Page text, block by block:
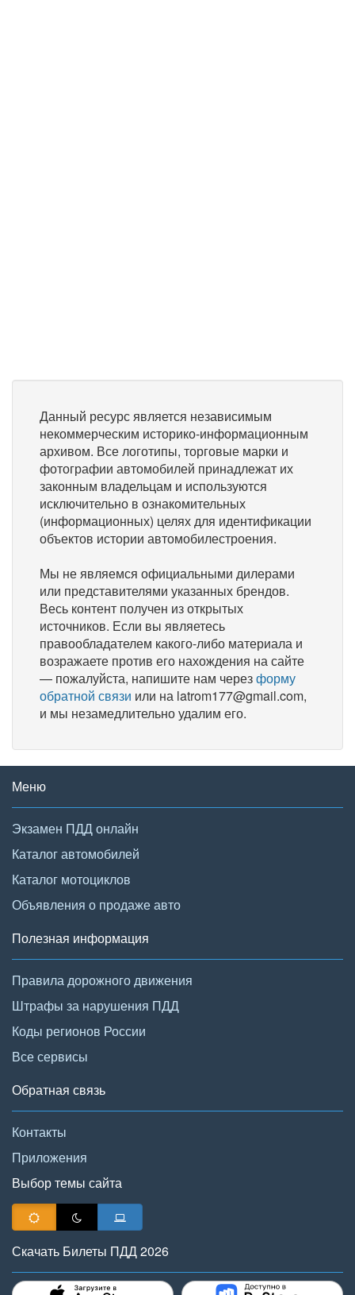
Данный ресурс является независимым
некоммерческим историко-информационным
архивом. Все логотипы, торговые марки и
фотографии автомобилей принадлежат их
законным владельцам и используются
исключительно в ознакомительных
(информационных) целях для идентификации
объектов истории автомобилестроения.
Мы не являемся официальными дилерами
или представителями указанных брендов.
Весь контент получен из открытых
источников. Если вы являетесь
правообладателем какого-либо материала и
возражаете против его нахождения на сайте
— пожалуйста, напишите нам черезформу
обратной связи или на latrom177@gmail.com,
и мы незамедлительно удалим его.
Меню
Экзамен ПДД онлайн
Каталог автомобилей
Каталог мотоциклов
Объявления о продаже авто
Полезная информация
Правила дорожного движения
Штрафы за нарушения ПДД
Коды регионов России
Все сервисы
Обратная связь
Контакты
Приложения
Выбор темы сайта
Скачать Билеты ПДД 2026